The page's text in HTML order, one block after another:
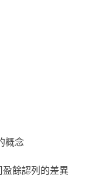
概念
餘認列的差異